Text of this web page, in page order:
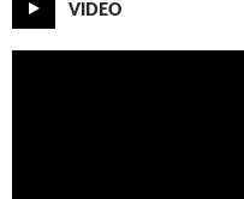
VIDEO